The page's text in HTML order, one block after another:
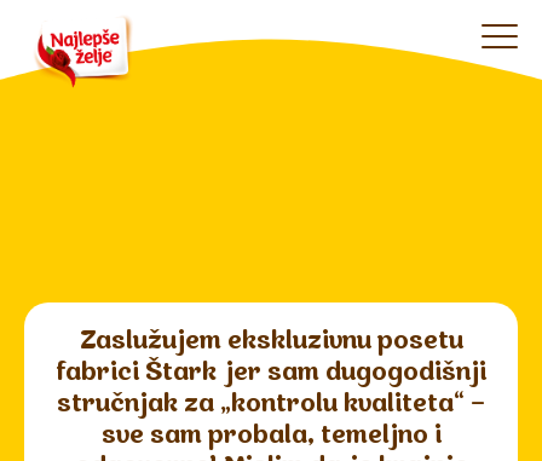
Zaslužujem ekskluzivnu posetu
fabrici Štark jer sam dugogodišnji
stručnjak za „kontrolu kvaliteta“ –
sve sam probala, temeljno i